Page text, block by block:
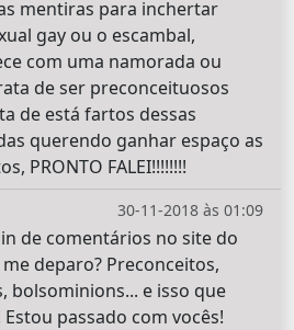
mentiras para inchertar
gay ou o escambal,
com uma namorada ou
de ser preconceituosos
de está fartos dessas
querendo ganhar espaço as
PRONTO FALEI!!!!!!!!
30-11-2018 às 01:09
de comentários no site do
deparo? Preconceitos,
bolsominions... e isso que
passado com vocês!